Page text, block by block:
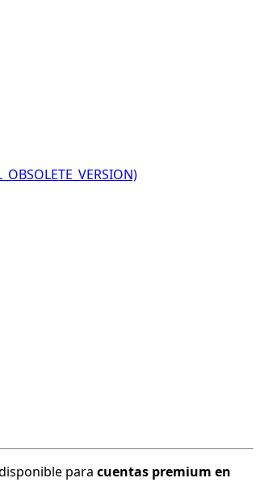
para cuentas premium en